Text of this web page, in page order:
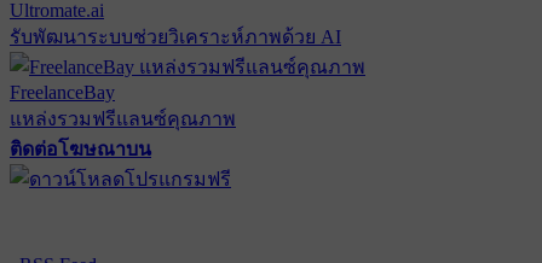
Ultromate.ai
รับพัฒนาระบบช่วยวิเคราะห์ภาพด้วย AI
FreelanceBay
แหล่งรวมฟรีแลนซ์คุณภาพ
ติดต่อโฆษณาบน